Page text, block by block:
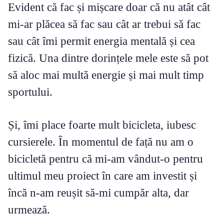
Evident că fac și mișcare doar că nu atât cât
mi-ar plăcea să fac sau cât ar trebui să fac
sau cât îmi permit energia mentală și cea
fizică. Una dintre dorințele mele este să pot
să aloc mai multă energie și mai mult timp
sportului.
Și, îmi place foarte mult bicicleta, iubesc
cursierele. În momentul de față nu am o
bicicletă pentru că mi-am vândut-o pentru
ultimul meu proiect în care am investit și
încă n-am reușit să-mi cumpăr alta, dar
urmează.